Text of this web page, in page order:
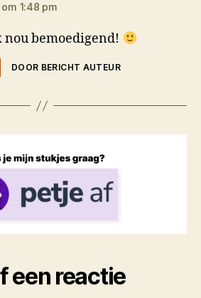
1:48 pm
bemoedigend!
DOOR BERICHT AUTEUR
een reactie